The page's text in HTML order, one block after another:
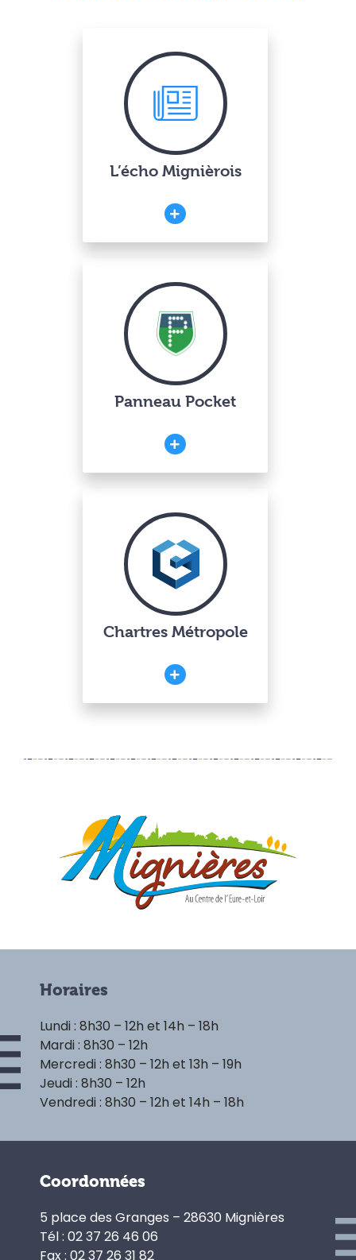
L’écho Mignièrois
Panneau Pocket
Chartres Métropole
Horaires
Lundi : 8h30 – 12h et 14h – 18h
Mardi : 8h30 – 12h
Mercredi : 8h30 – 12h et 13h – 19h
Jeudi : 8h30 – 12h
Vendredi : 8h30 – 12h et 14h – 18h
Coordonnées
5 place des Granges – 28630 Mignières
Tél : 02 37 26 46 06
Fax : 02 37 26 31 82